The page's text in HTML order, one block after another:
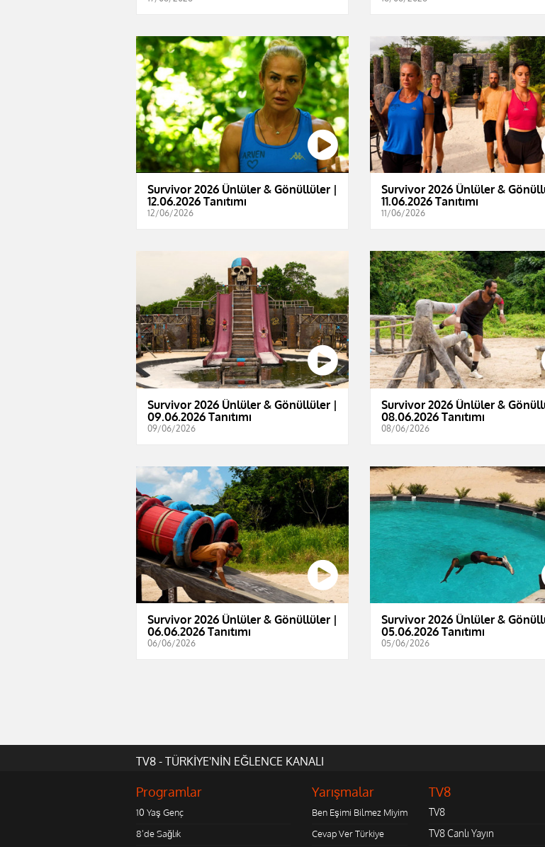
Survivor 2026 Ünlüler & Gönüllüler |
12.06.2026 Tanıtımı
12/06/2026
Survivor 2026 Ünlüler &
11.06.2026 Tanıtımı
11/06/2026
Survivor 2026 Ünlüler & Gönüllüler |
09.06.2026 Tanıtımı
09/06/2026
Survivor 2026 Ünlüler &
08.06.2026 Tanıtımı
08/06/2026
Survivor 2026 Ünlüler & Gönüllüler |
06.06.2026 Tanıtımı
06/06/2026
Survivor 2026 Ünlüler &
05.06.2026 Tanıtımı
05/06/2026
TV8 - TÜRKİYE'NİN EĞLENCE KANALI
Programlar
10 Yaş Genç
8'de Sağlık
Yarışmalar
Ben Eşimi Bilmez Miyim
Cevap Ver Türkiye
TV8
TV8
TV8 Canlı Yayın